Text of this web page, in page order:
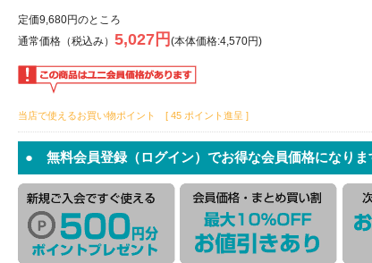
定価9,680円のところ
通常価格（税込み） 5,027円 (本体価格:4,570円)
当店で使えるお買い物ポイント [ 45 ポイント進呈 ]
● 無料会員登録（ログイン）でお得な会員価格になり